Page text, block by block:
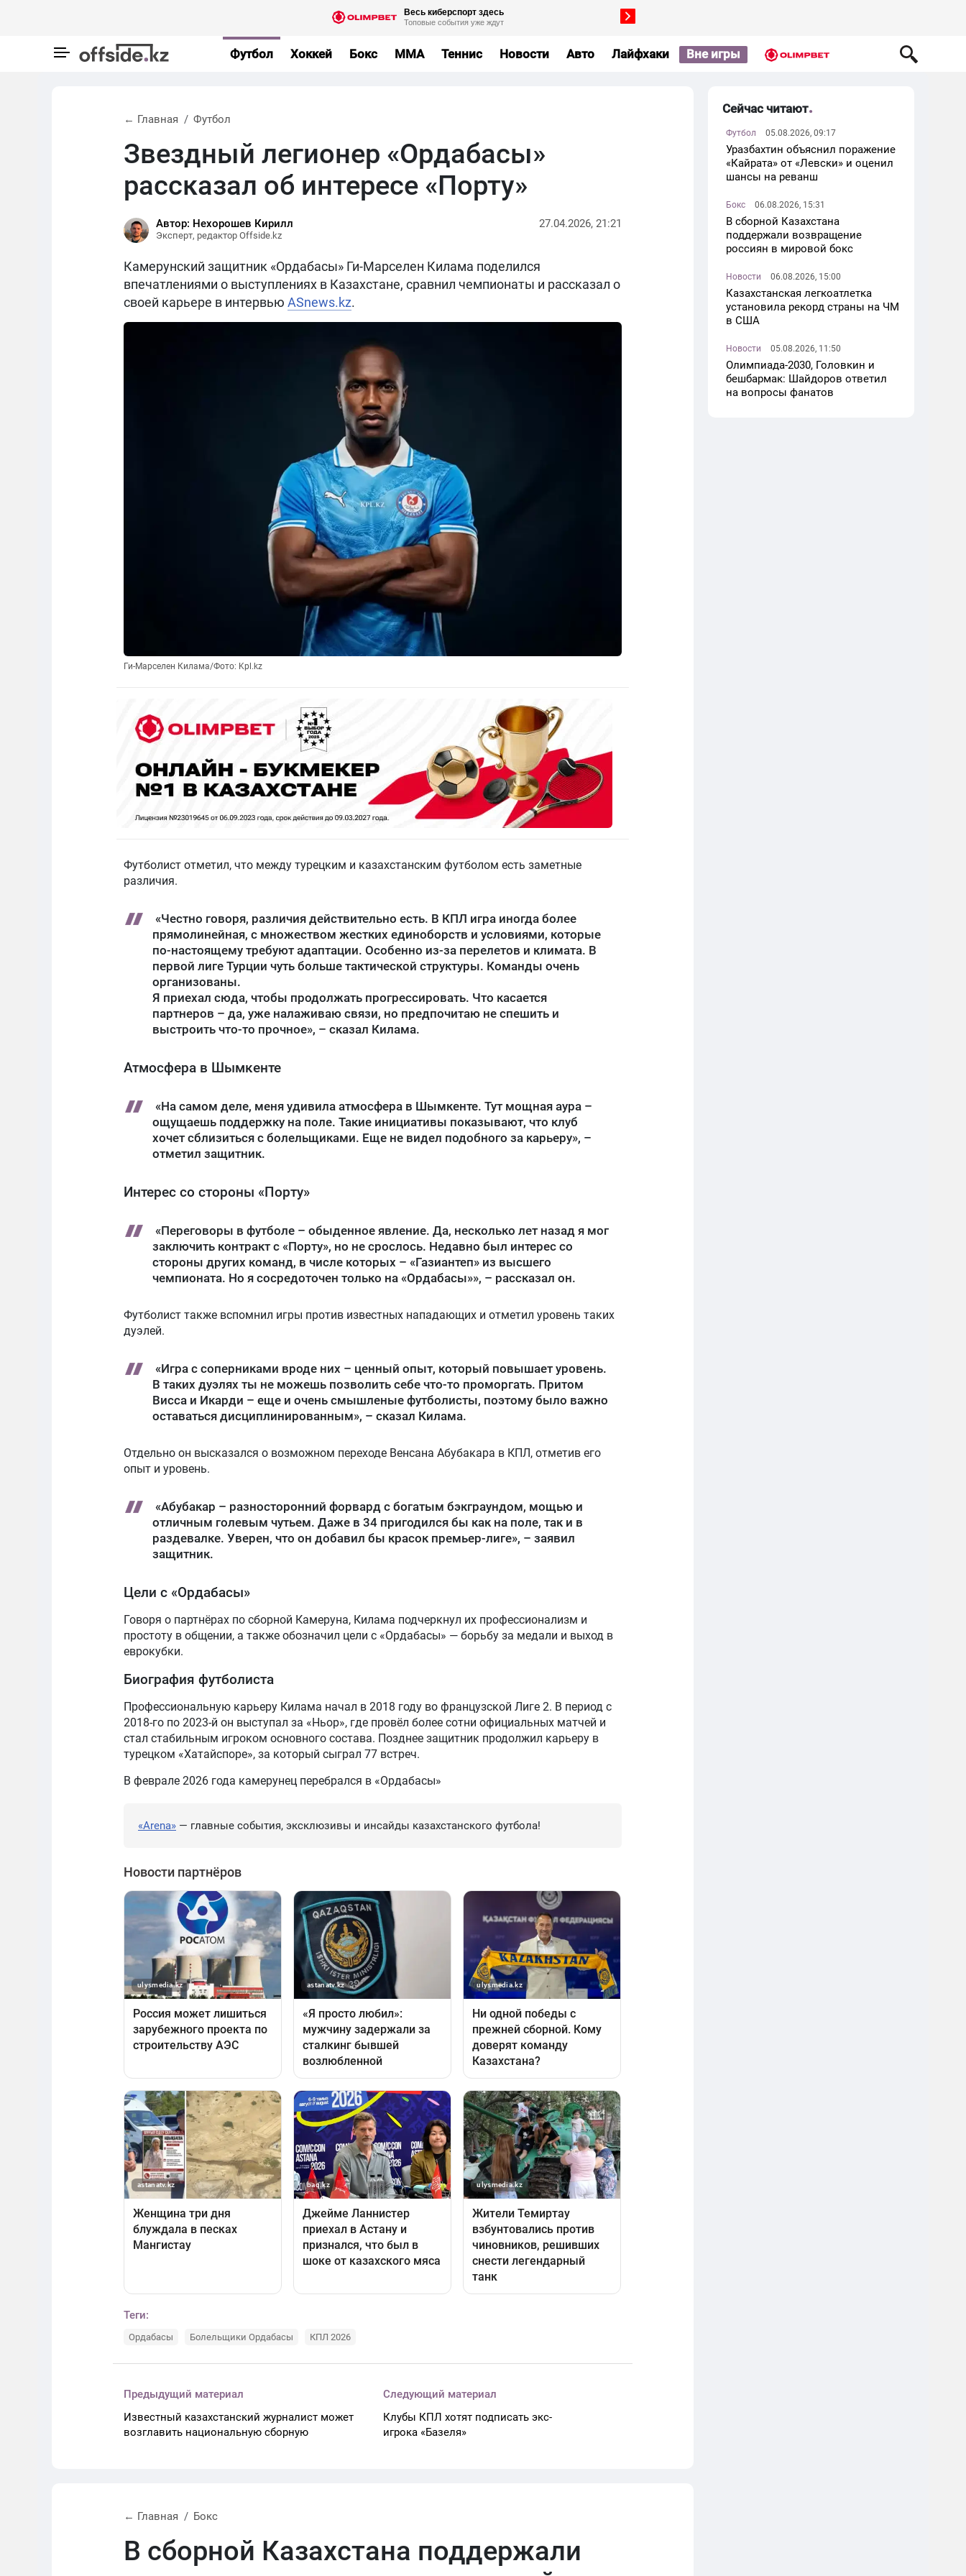
Футбол Хоккей Бокс MMA Теннис Новости Авто Лайфхаки Вне игры
← Главная Футбол
Звездный легионер «Ордабасы»
рассказал об интересе «Порту»
Автор: Нехорошев Кирилл
Эксперт, редактор Offside.kz
27.04.2026, 21:21
Камерунский защитник «Ордабасы» Ги-Марселен Килама поделился
впечатлениями о выступлениях в Казахстане, сравнил чемпионаты и рассказал о
своей карьере в интервью ASnews.kz.
Ги-Марселен Килама/Фото: Kpl.kz
Футболист отметил, что между турецким и казахстанским футболом есть заметные
различия.
«Честно говоря, различия действительно есть. В КПЛ игра иногда более
прямолинейная, с множеством жестких единоборств и условиями, которые
по-настоящему требуют адаптации. Особенно из-за перелетов и климата. В
первой лиге Турции чуть больше тактической структуры. Команды очень
организованы.
Я приехал сюда, чтобы продолжать прогрессировать. Что касается
партнеров – да, уже налаживаю связи, но предпочитаю не спешить и
выстроить что-то прочное», – сказал Килама.
Атмосфера в Шымкенте
«На самом деле, меня удивила атмосфера в Шымкенте. Тут мощная аура –
ощущаешь поддержку на поле. Такие инициативы показывают, что клуб
хочет сблизиться с болельщиками. Еще не видел подобного за карьеру», –
отметил защитник.
Интерес со стороны «Порту»
«Переговоры в футболе – обыденное явление. Да, несколько лет назад я мог
заключить контракт с «Порту», но не срослось. Недавно был интерес со
стороны других команд, в числе которых – «Газиантеп» из высшего
чемпионата. Но я сосредоточен только на «Ордабасы»», – рассказал он.
Футболист также вспомнил игры против известных нападающих и отметил уровень таких
дуэлей.
«Игра с соперниками вроде них – ценный опыт, который повышает уровень.
В таких дуэлях ты не можешь позволить себе что-то проморгать. Притом
Висса и Икарди – еще и очень смышленые футболисты, поэтому было важно
оставаться дисциплинированным», – сказал Килама.
Отдельно он высказался о возможном переходе Венсана Абубакара в КПЛ, отметив его
опыт и уровень.
«Абубакар – разносторонний форвард с богатым бэкграундом, мощью и
отличным голевым чутьем. Даже в 34 пригодился бы как на поле, так и в
раздевалке. Уверен, что он добавил бы красок премьер-лиге», – заявил
защитник.
Цели с «Ордабасы»
Говоря о партнёрах по сборной Камеруна, Килама подчеркнул их профессионализм и
простоту в общении, а также обозначил цели с «Ордабасы» — борьбу за медали и выход в
еврокубки.
Биография футболиста
Профессиональную карьеру Килама начал в 2018 году во французской Лиге 2. В период с
2018-го по 2023-й он выступал за «Ньор», где провёл более сотни официальных матчей и
стал стабильным игроком основного состава. Позднее защитник продолжил карьеру в
турецком «Хатайспоре», за который сыграл 77 встреч.
В феврале 2026 года камерунец перебрался в «Ордабасы»
«Arena» — главные события, эксклюзивы и инсайды казахстанского футбола!
Теги:
Ордабасы Болельщики Ордабасы КПЛ 2026
Предыдущий материал
Известный казахстанский журналист может
возглавить национальную сборную
Следующий материал
Клубы КПЛ хотят подписать экс-
игрока «Базеля»
← Главная Бокс
В сборной Казахстана поддержали
Сейчас читают
Футбол 05.08.2026, 09:17
Уразбахтин объяснил поражение
«Кайрата» от «Левски» и оценил
шансы на реванш
Бокс 06.08.2026, 15:31
В сборной Казахстана
поддержали возвращение
россиян в мировой бокс
Новости 06.08.2026, 15:00
Казахстанская легкоатлетка
установила рекорд страны на ЧМ
в США
Новости 05.08.2026, 11:50
Олимпиада-2030, Головкин и
бешбармак: Шайдоров ответил
на вопросы фанатов